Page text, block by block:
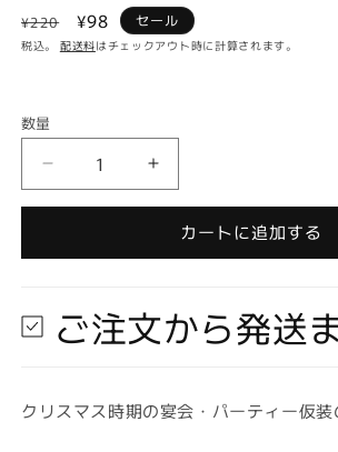
通
常
¥220
セ
ー
¥98 セール
税込。 配送料はチェックアウト時に計算されます。
数
数量
庫
り
納
サ
【在
庫
り
納
サ
カートに追加する
ご注文から発送
クリスマス時期の宴会・パーティー仮装